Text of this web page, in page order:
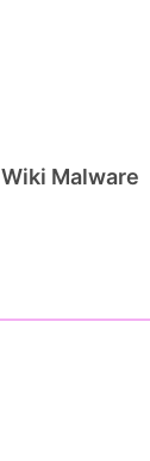
Wiki Malware